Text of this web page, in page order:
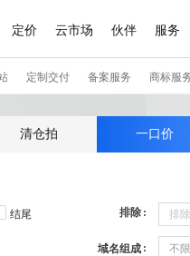
清仓拍 一口价
结尾 排除
域名组成 不限